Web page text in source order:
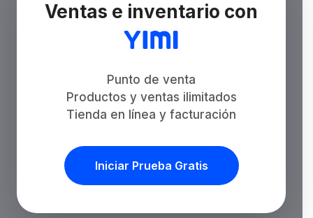
Ventas e inventario con
Punto de venta
Productos y ventas ilimitados
Tienda en línea y facturación
Iniciar Prueba Gratis